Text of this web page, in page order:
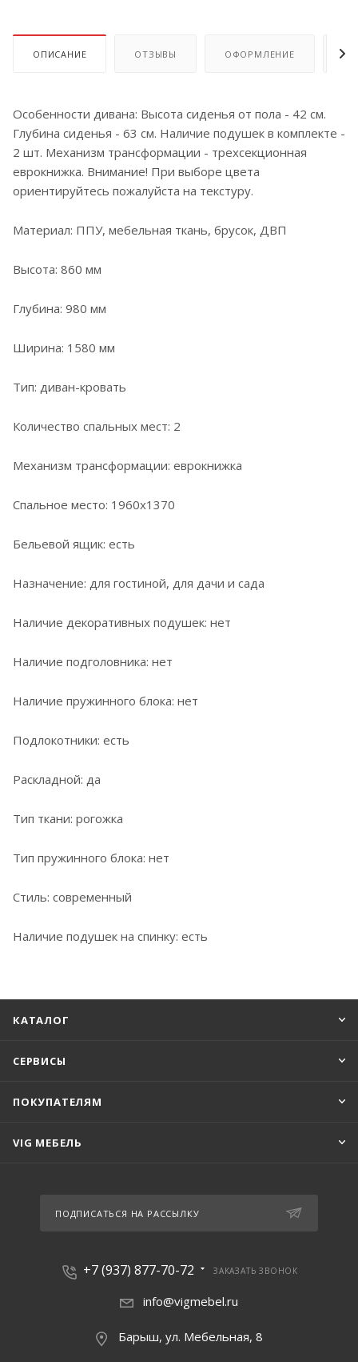
ОПИСАНИЕ ОТЗЫВЫ ОФОРМЛЕНИЕ
Особенности дивана: Высота сиденья от пола - 42 см.
Глубина сиденья - 63 см. Наличие подушек в комплекте -
2 шт. Механизм трансформации - трехсекционная
еврокнижка. Внимание! При выборе цвета
ориентируйтесь пожалуйста на текстуру.
Материал: ППУ, мебельная ткань, брусок, ДВП
Высота: 860 мм
Глубина: 980 мм
Ширина: 1580 мм
Тип: диван-кровать
Количество спальных мест: 2
Механизм трансформации: еврокнижка
Спальное место: 1960x1370
Бельевой ящик: есть
Назначение: для гостиной, для дачи и сада
Наличие декоративных подушек: нет
Наличие подголовника: нет
Наличие пружинного блока: нет
Подлокотники: есть
Раскладной: да
Тип ткани: рогожка
Тип пружинного блока: нет
Стиль: современный
Наличие подушек на спинку: есть
КАТАЛОГ
СЕРВИСЫ
ПОКУПАТЕЛЯМ
VIG МЕБЕЛЬ
ПОДПИСАТЬСЯ НА РАССЫЛКУ
+7 (937) 877-70-72 ЗАКАЗАТЬ ЗВОНОК
info@vigmebel.ru
Барыш, ул. Мебельная, 8